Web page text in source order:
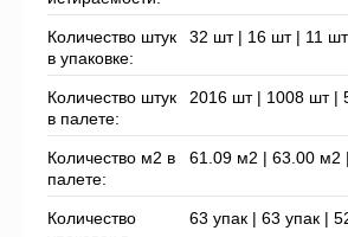
Количество штук
в упаковке:
32 шт | 16 шт | 11 шт
Количество штук
в палете:
2016 шт | 1008 шт |
Количество м2 в
палете:
61.09 м2 | 63.00 м2
Количество
63 упак | 63 упак |